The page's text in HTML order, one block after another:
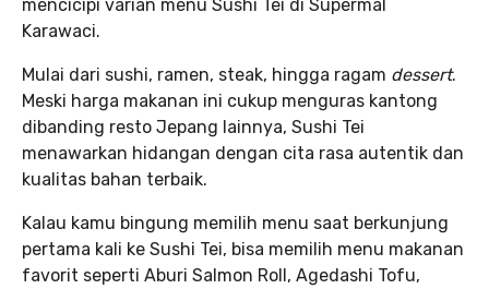
mencicipi varian menu Sushi Tei di Supermal
Karawaci.
Mulai dari sushi, ramen, steak, hingga ragam dessert.
Meski harga makanan ini cukup menguras kantong
dibanding resto Jepang lainnya, Sushi Tei
menawarkan hidangan dengan cita rasa autentik dan
kualitas bahan terbaik.
Kalau kamu bingung memilih menu saat berkunjung
pertama kali ke Sushi Tei, bisa memilih menu makanan
favorit seperti Aburi Salmon Roll, Agedashi Tofu,